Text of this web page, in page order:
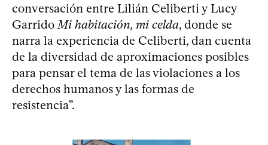
conversación entre Lilián Celiberti y Lucy
GarridoMi habitación, mi celda, donde se
narra la experiencia de Celiberti, dan cuenta
de la diversidad de aproximaciones posibles
para pensar el tema de las violaciones a los
derechos humanos y las formas de
resistencia”.